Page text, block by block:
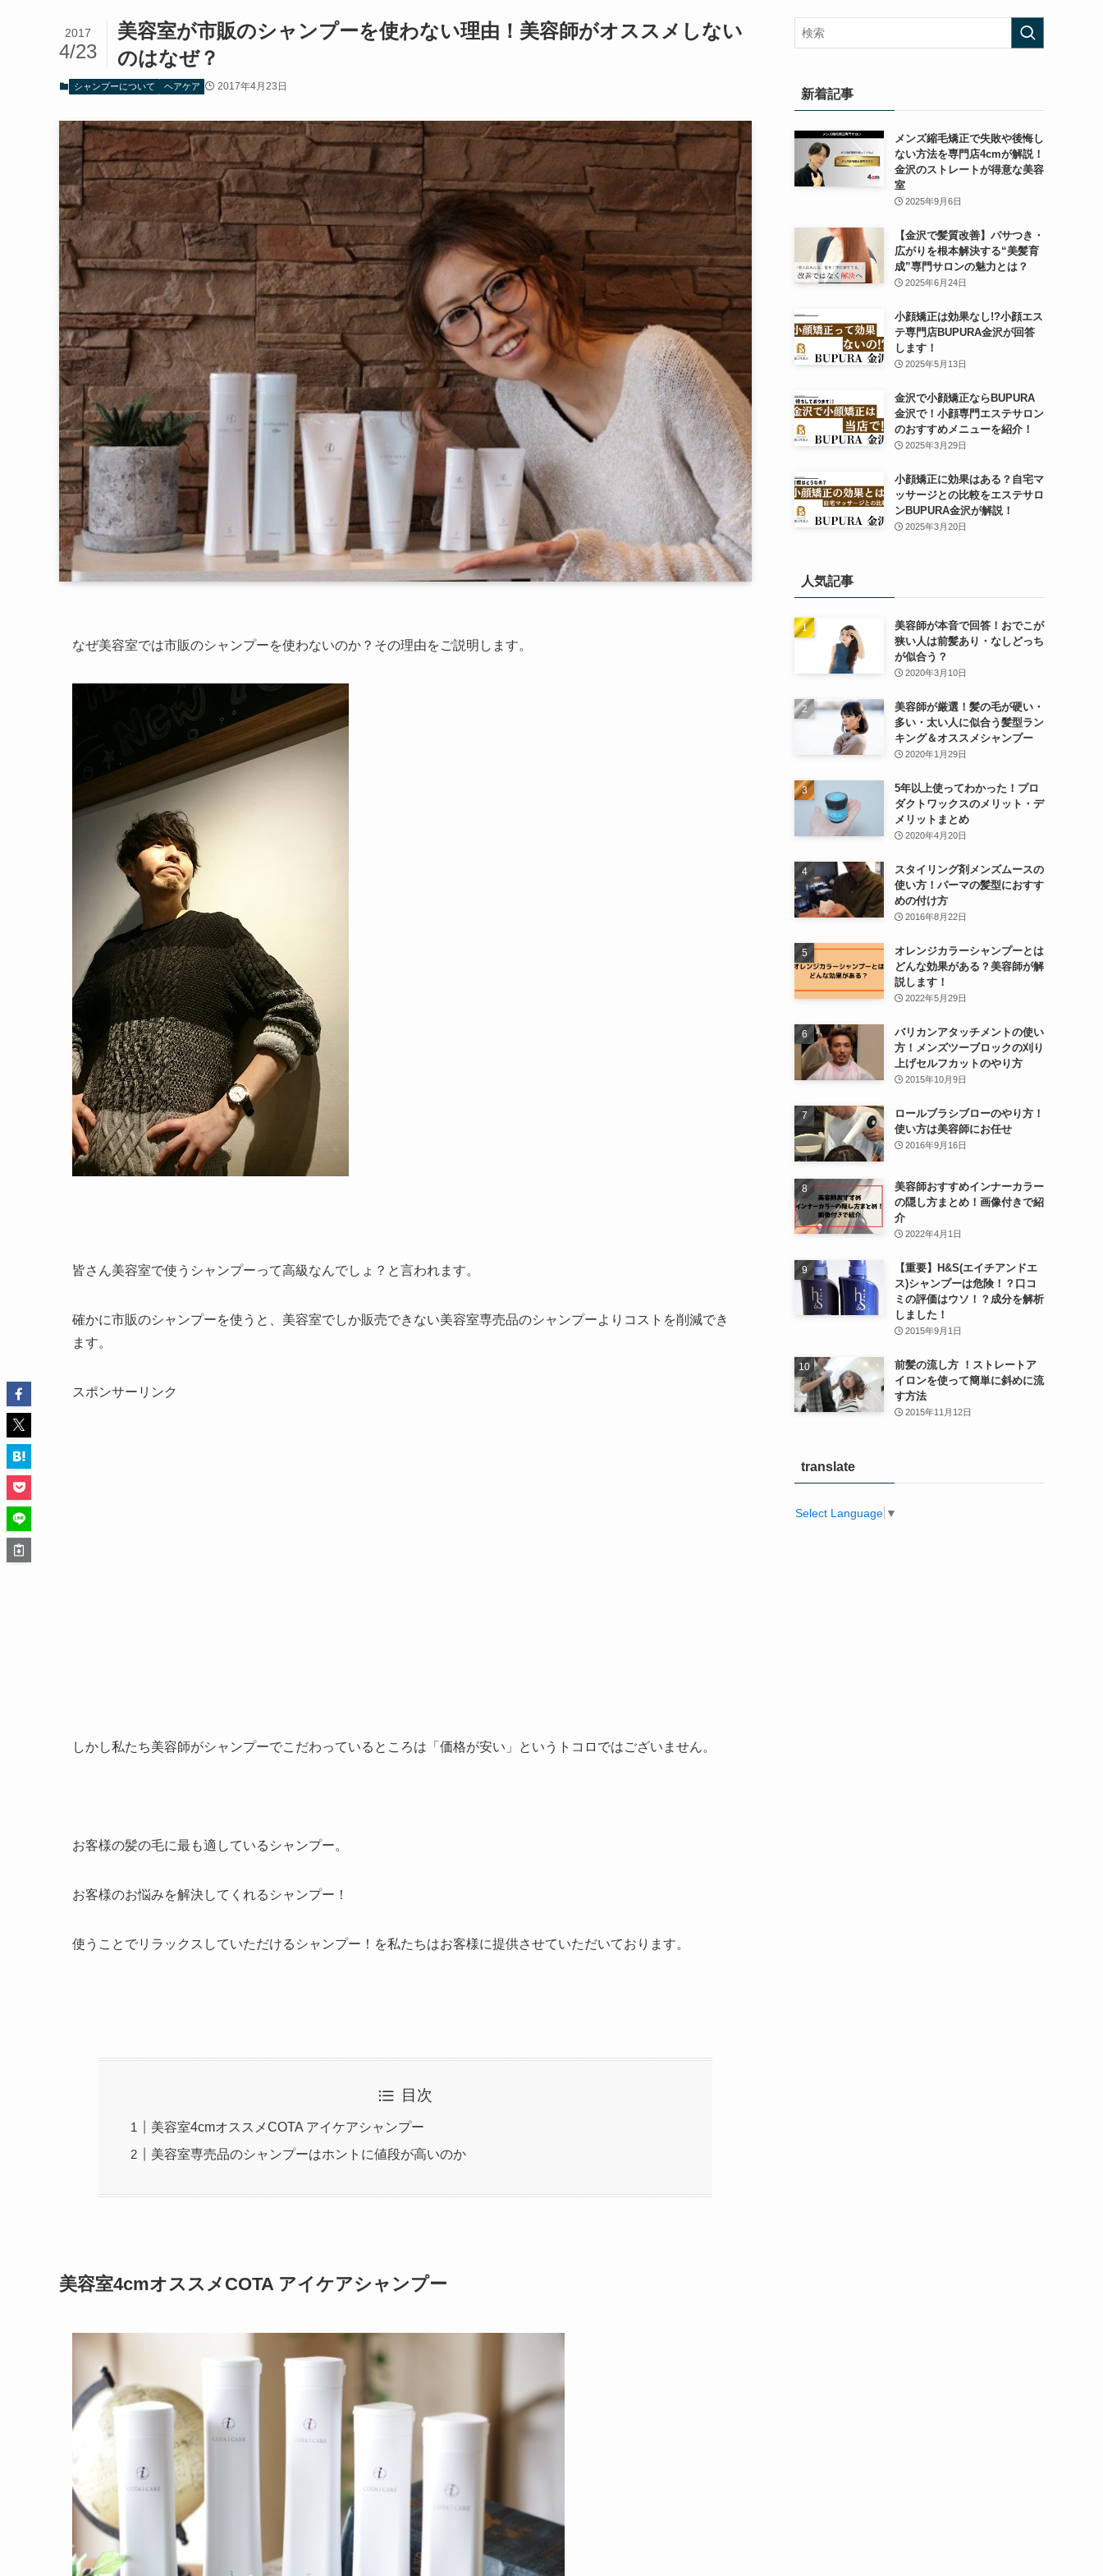
美容室が市販のシャンプーを使わない理由！美容師がオススメしない
のはなぜ？
2017
4/23
シャンプーについて ヘアケア 2017年4月23日
なぜ美容室では市販のシャンプーを使わないのか？その理由をご説明します。
皆さん美容室で使うシャンプーって高級なんでしょ？と言われます。
確かに市販のシャンプーを使うと、美容室でしか販売できない美容室専売品のシャンプーよりコストを削減でき
ます。
スポンサーリンク
しかし私たち美容師がシャンプーでこだわっているところは「価格が安い」というトコロではございません。
お客様の髪の毛に最も適しているシャンプー。
お客様のお悩みを解決してくれるシャンプー！
使うことでリラックスしていただけるシャンプー！を私たちはお客様に提供させていただいております。
目次
美容室4cmオススメCOTA アイケアシャンプー
美容室専売品のシャンプーはホントに値段が高いのか
美容室4cmオススメCOTA アイケアシャンプー
新着記事
メンズ縮毛矯正で失敗や後悔し
ない方法を専門店4cmが解説！
金沢のストレートが得意な美容
室
2025年9月6日
【金沢で髪質改善】パサつき・
広がりを根本解決する“美髪育
成”専門サロンの魅力とは？
2025年6月24日
小顔矯正は効果なし!?小顔エス
テ専門店BUPURA金沢が回答
します！
2025年5月13日
金沢で小顔矯正ならBUPURA
金沢で！小顔専門エステサロン
のおすすめメニューを紹介！
2025年3月29日
小顔矯正に効果はある？自宅マ
ッサージとの比較をエステサロ
ンBUPURA金沢が解説！
2025年3月20日
人気記事
美容師が本音で回答！おでこが
狭い人は前髪あり・なしどっち
が似合う？
2020年3月10日
美容師が厳選！髪の毛が硬い・
多い・太い人に似合う髪型ラン
キング＆オススメシャンプー
2020年1月29日
5年以上使ってわかった！プロ
ダクトワックスのメリット・デ
メリットまとめ
2020年4月20日
スタイリング剤メンズムースの
使い方！パーマの髪型におすす
めの付け方
2016年8月22日
オレンジカラーシャンプーとは
どんな効果がある？美容師が解
説します！
2022年5月29日
バリカンアタッチメントの使い
方！メンズツーブロックの刈り
上げセルフカットのやり方
2015年10月9日
ロールブラシブローのやり方！
使い方は美容師にお任せ
2016年9月16日
美容師おすすめインナーカラー
の隠し方まとめ！画像付きで紹
介
2022年4月1日
【重要】H&S(エイチアンドエ
ス)シャンプーは危険！？口コ
ミの評価はウソ！？成分を解析
しました！
2015年9月1日
前髪の流し方 ！ストレートア
イロンを使って簡単に斜めに流
す方法
2015年11月12日
translate
Select Language ▼